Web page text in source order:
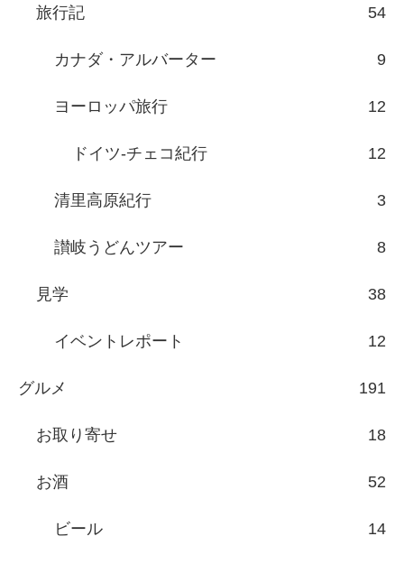
旅行記 54
カナダ・アルバーター 9
ヨーロッパ旅行 12
ドイツ-チェコ紀行 12
清里高原紀行 3
讃岐うどんツアー 8
見学 38
イベントレポート 12
グルメ 191
お取り寄せ 18
お酒 52
ビール 14